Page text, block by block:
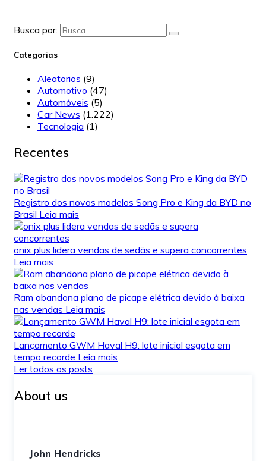
Busca por:
Categorias
Aleatorios (9)
Automotivo (47)
Automóveis (5)
Car News (1.222)
Tecnologia (1)
Recentes
Registro dos novos modelos Song Pro e King da BYD no
Brasil Leia mais
onix plus lidera vendas de sedãs e supera concorrentes
Leia mais
Ram abandona plano de picape elétrica devido à baixa
nas vendas Leia mais
Lançamento GWM Haval H9: lote inicial esgota em
tempo recorde Leia mais
Ler todos os posts
About us
John Hendricks